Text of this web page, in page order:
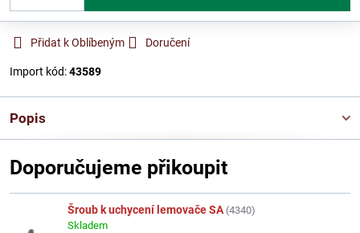
Přidat k Oblíbeným Doručení
Import kód:43589
Popis
Doporučujeme přikoupit
Šroub k uchycení lemovače SA (4340)
Skladem